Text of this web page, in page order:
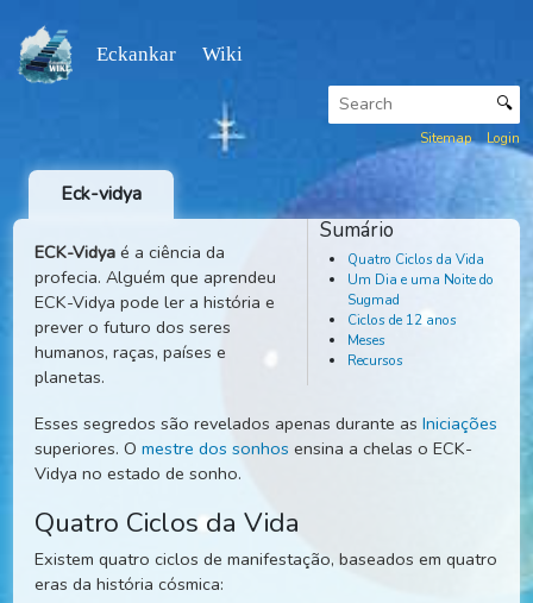
Eckankar Wiki
Sitemap
Um
ECK-Vidyaé a ciência da
profecia. Alguém que aprendeu
ECK-Vidya pode ler a história e
prever o futuro dos seres
humanos, raças, países e
planetas.
Esses segredos são revelados apenas durante as
Vidya no estado de sonho.
Quatro Ciclos da Vida